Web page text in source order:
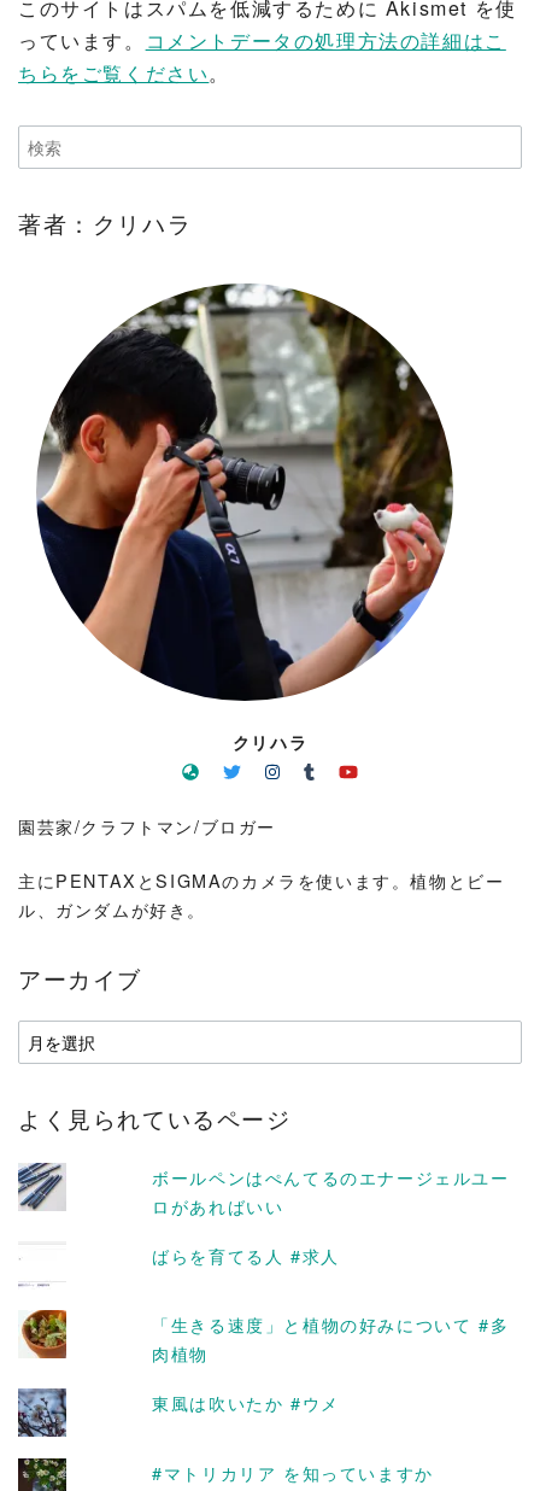
このサイトはスパムを低減するために Akismet を使
っています。
コメントデータの処理方法の詳細はこ
ちらをご覧ください。
著者：クリハラ
クリハラ
園芸家/クラフトマン/ブロガー
主にPENTAXとSIGMAのカメラを使います。植物とビー
ル、ガンダムが好き。
アーカイブ
ア
ー
イ
よく見られているページ
ボールペンはぺんてるのエナージェルユー
ロがあればいい
ばらを育てる人 #求人
「生きる速度」と植物の好みについて #多
肉植物
東風は吹いたか #ウメ
#マトリカリア を知っていますか